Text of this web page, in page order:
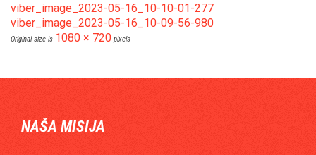
viber_image_2023-05-16_10-10-01-277
viber_image_2023-05-16_10-09-56-980
Original size is 1080 × 720 pixels
NAŠA MISIJA